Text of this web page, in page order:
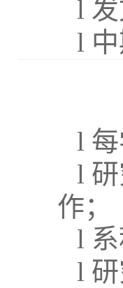
l 发
l
l
l
作；
l
l